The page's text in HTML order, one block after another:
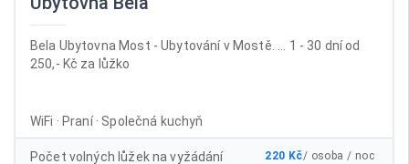
Bela Ubytovna Most - Ubytování v Mostě. ... 1 - 30 dní od
250,- Kč za lůžko
WiFi · Praní · Společná kuchyň
Počet volných lůžek na vyžádání 220 Kč/ osoba / noc